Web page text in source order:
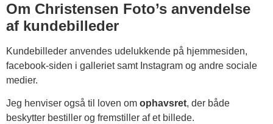
Om Christensen Foto’s anvendelse
af kundebilleder
Kundebilleder anvendes udelukkende på hjemmesiden,
facebook-siden i galleriet samt Instagram og andre sociale
medier.
Jeg henviser også til loven om ophavsret, der både
beskytter bestiller og fremstiller af et billede.